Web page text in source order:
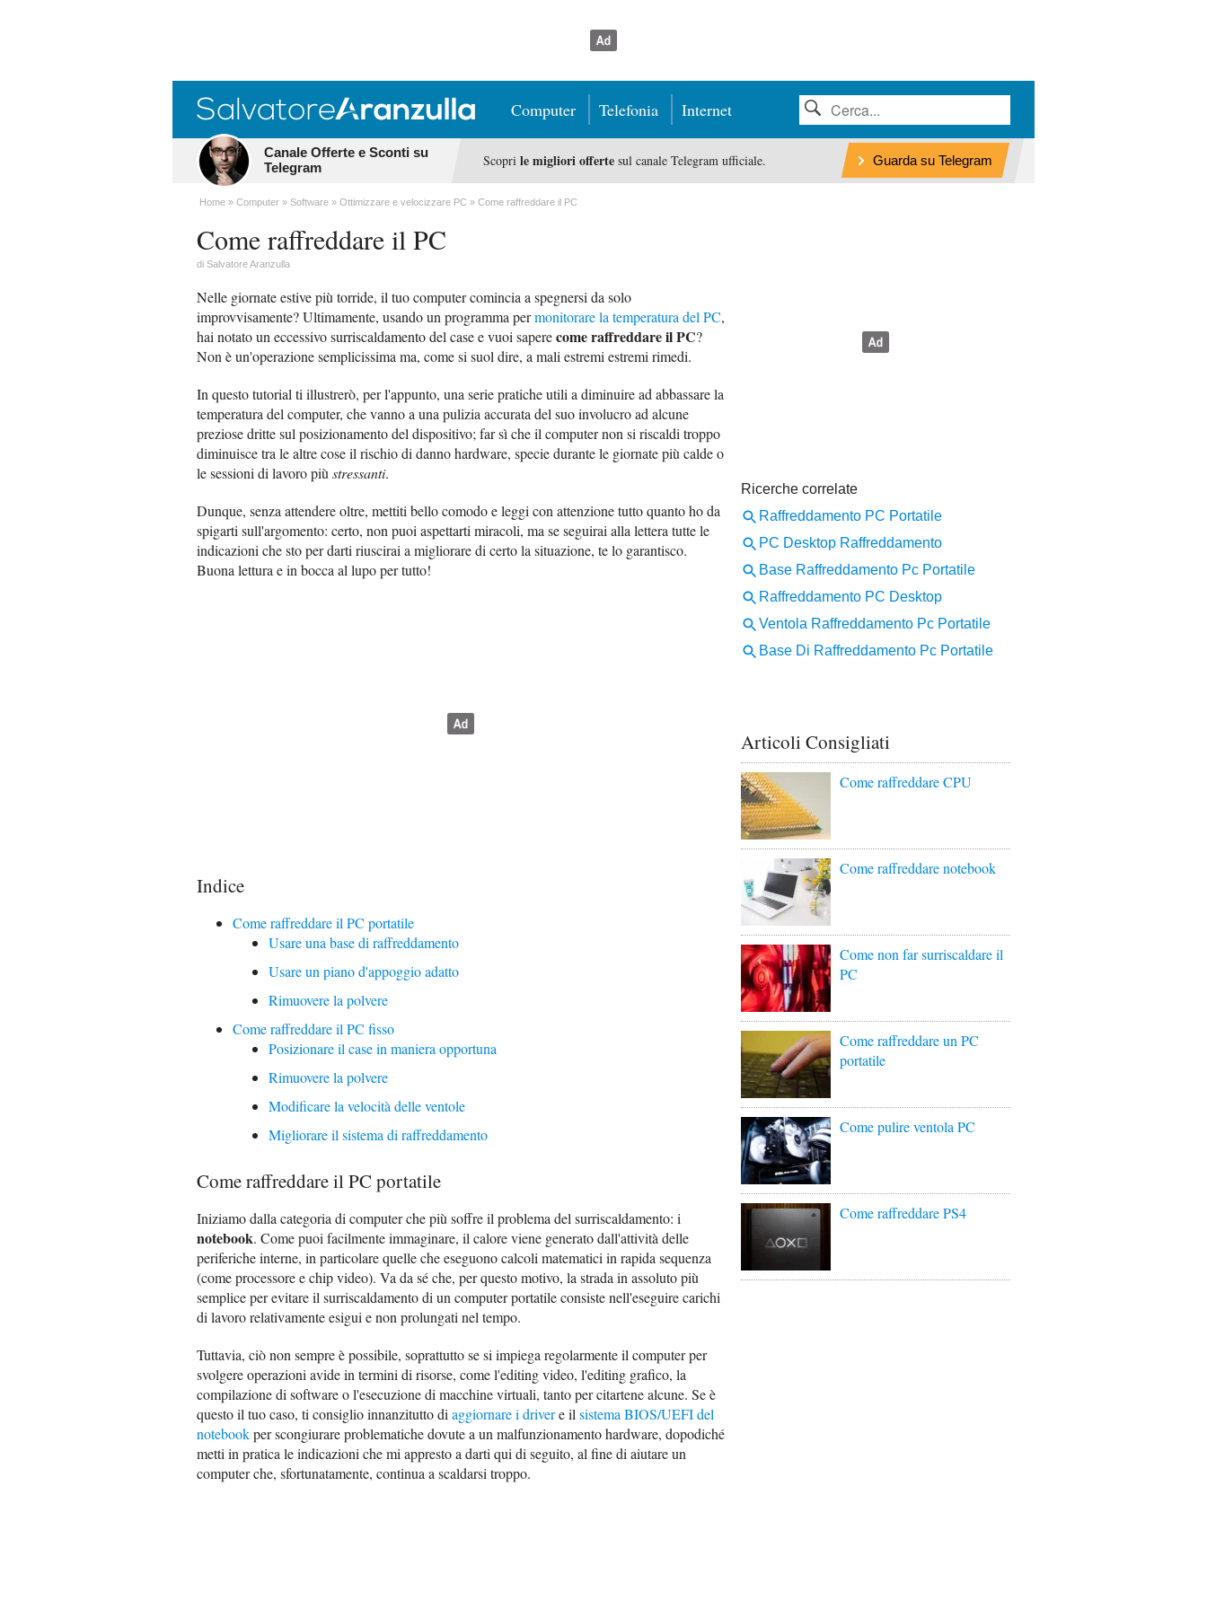
Computer Telefonia Internet
Canale Offerte e Sconti su
Telegram
Scopri le migliori offertesul canale Telegram ufficiale. Guarda su Telegram
Home Computer Software Ottimizzare e velocizzare PC Come raffreddare il PC
Come raffreddare il PC
di Salvatore Aranzulla
Nelle giornate estive più torride, il tuo computer comincia a spegnersi da solo
improvvisamente? Ultimamente, usando un programma permonitorare la temperatura del PC,
hai notato un eccessivo surriscaldamento del case e vuoi saperecome raffreddare il PC?
Non è un'operazione semplicissima ma, come si suol dire, a mali estremi estremi rimedi.
In questo tutorial ti illustrerò, per l'appunto, una serie pratiche utili a diminuire ad abbassare la
temperatura del computer, che vanno a una pulizia accurata del suo involucro ad alcune
preziose dritte sul posizionamento del dispositivo; far sì che il computer non si riscaldi troppo
diminuisce tra le altre cose il rischio di danno hardware, specie durante le giornate più calde o
le sessioni di lavoro più stressanti.
Dunque, senza attendere oltre, mettiti bello comodo e leggi con attenzione tutto quanto ho da
spigarti sull'argomento: certo, non puoi aspettarti miracoli, ma se seguirai alla lettera tutte le
indicazioni che sto per darti riuscirai a migliorare di certo la situazione, te lo garantisco.
Buona lettura e in bocca al lupo per tutto!
Indice
Come raffreddare il PC portatile
Usare una base di raffreddamento
Usare un piano d'appoggio adatto
Rimuovere la polvere
Come raffreddare il PC fisso
Posizionare il case in maniera opportuna
Rimuovere la polvere
Modificare la velocità delle ventole
Migliorare il sistema di raffreddamento
Come raffreddare il PC portatile
Iniziamo dalla categoria di computer che più soffre il problema del surriscaldamento: i
notebook. Come puoi facilmente immaginare, il calore viene generato dall'attività delle
periferiche interne, in particolare quelle che eseguono calcoli matematici in rapida sequenza
(come processore e chip video). Va da sé che, per questo motivo, la strada in assoluto più
semplice per evitare il surriscaldamento di un computer portatile consiste nell'eseguire carichi
di lavoro relativamente esigui e non prolungati nel tempo.
Tuttavia, ciò non sempre è possibile, soprattutto se si impiega regolarmente il computer per
svolgere operazioni avide in termini di risorse, come l'editing video, l'editing grafico, la
compilazione di software o l'esecuzione di macchine virtuali, tanto per citartene alcune. Se è
questo il tuo caso, ti consiglio innanzitutto di aggiornare i drivere il sistema BIOS/UEFI del
notebookper scongiurare problematiche dovute a un malfunzionamento hardware, dopodiché
metti in pratica le indicazioni che mi appresto a darti qui di seguito, al fine di aiutare un
computer che, sfortunatamente, continua a scaldarsi troppo.
Articoli Consigliati
Come raffreddare CPU
Come raffreddare notebook
Come non far surriscaldare il
PC
Come raffreddare un PC
portatile
Come pulire ventola PC
Come raffreddare PS4